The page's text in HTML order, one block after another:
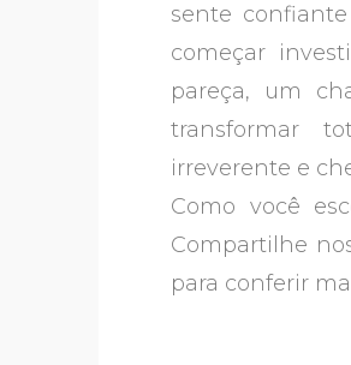
sente
começar
pareça, um
transformar
irreverente e
Como você
Compartilhe
para conferir